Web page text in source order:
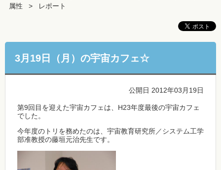
属性
レポート
3月19日（月）の宇宙カフェ☆
公開日 2012年03月19日
第9回目を迎えた宇宙カフェは、H23年度最後の宇宙カフェ
でした。
今年度のトリを務めたのは、宇宙教育研究所／システム工学
部准教授の藤垣元治先生です。